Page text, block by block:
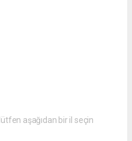
aşağıdan bir il seçin